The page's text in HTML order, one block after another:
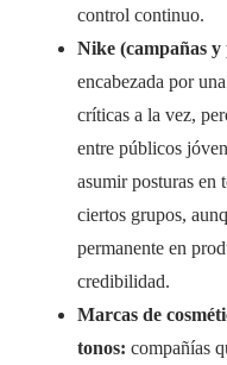
control continuo.
Nike (campañas
encabezada por
críticas a la vez,
entre públicos
asumir posturas en
ciertos grupos,
permanente en
credibilidad.
Marcas de
tonos: compañías